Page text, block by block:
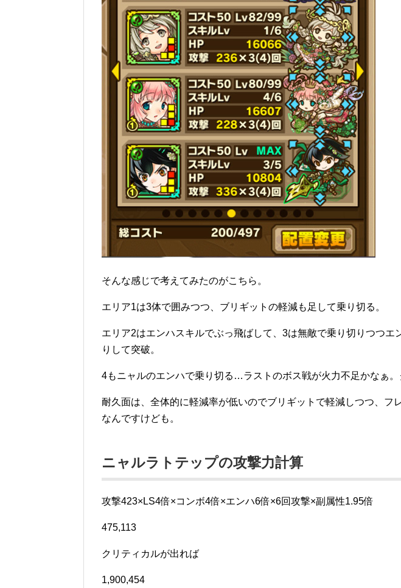
そんな感じで考えてみたのがこちら。
エリア1は3体で囲みつつ、ブリギットの軽減も足して乗り切る。
エリア2はエンハスキルでぶっ飛ばして、3は無敵で乗り切りつつエ
りして突破。
4もニャルのエンハで乗り切る…ラストのボス戦が火力不足かなぁ。
耐久面は、全体的に軽減率が低いのでブリギットで軽減しつつ、フ
なんですけども。
ニャルラトテップの攻撃力計算
攻撃423×LS4倍×コンボ4倍×エンハ6倍×6回攻撃×副属性1.95倍
475,113
クリティカルが出れば
1,900,454